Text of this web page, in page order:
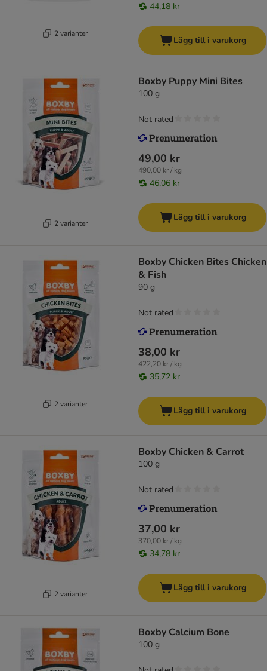
2 varianter
44,18 kr
Lägg till i varukorg
2 varianter
Boxby Puppy Mini Bites
100 g
49,00 kr
490,00 kr / kg
46,06 kr
Not rated
Lägg till i varukorg
2 varianter
Boxby Chicken Bites Chicken
& Fish
90 g
38,00 kr
422,20 kr / kg
35,72 kr
Not rated
Lägg till i varukorg
2 varianter
Boxby Chicken & Carrot
100 g
37,00 kr
370,00 kr / kg
34,78 kr
Not rated
Lägg till i varukorg
Boxby Calcium Bone
100 g